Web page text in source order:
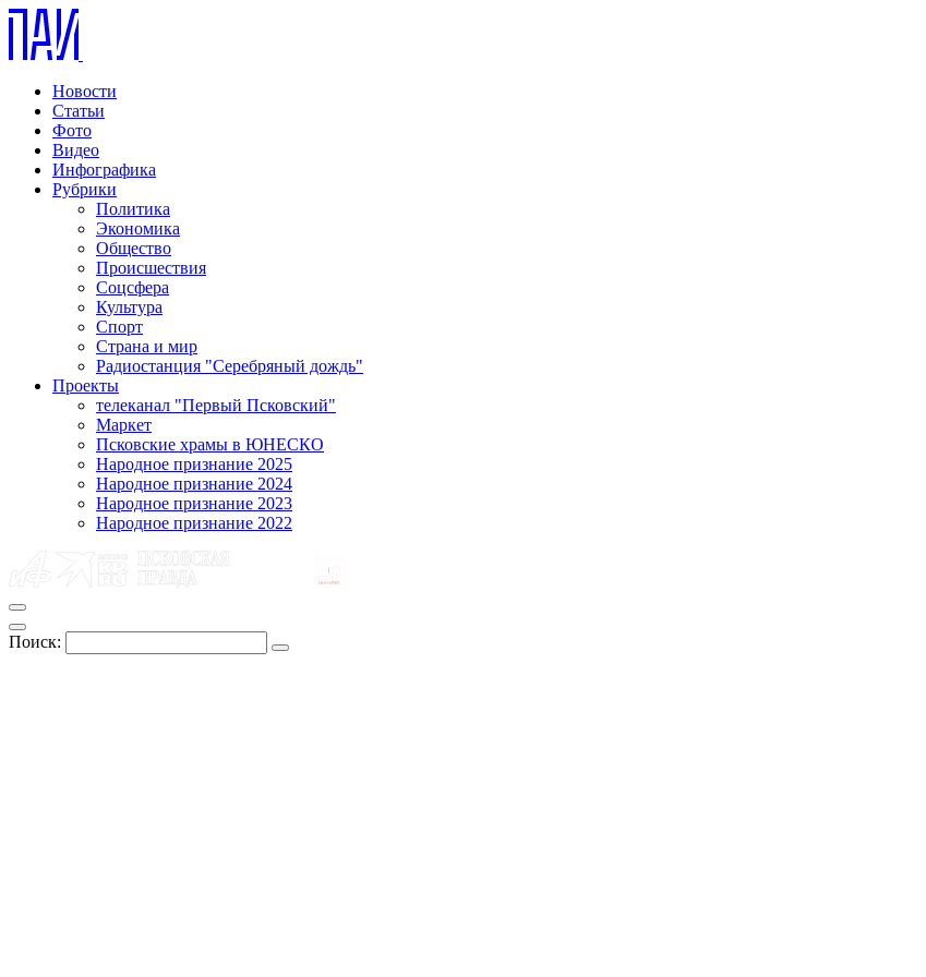
Новости
Статьи
Фото
Видео
Инфографика
Рубрики
Политика
Экономика
Общество
Происшествия
Соцсфера
Культура
Спорт
Страна и мир
Радиостанция "Серебряный дождь"
Проекты
телеканал "Первый Псковский"
Маркет
Псковские храмы в ЮНЕСКО
Народное признание 2025
Народное признание 2024
Народное признание 2023
Народное признание 2022
Поиск: